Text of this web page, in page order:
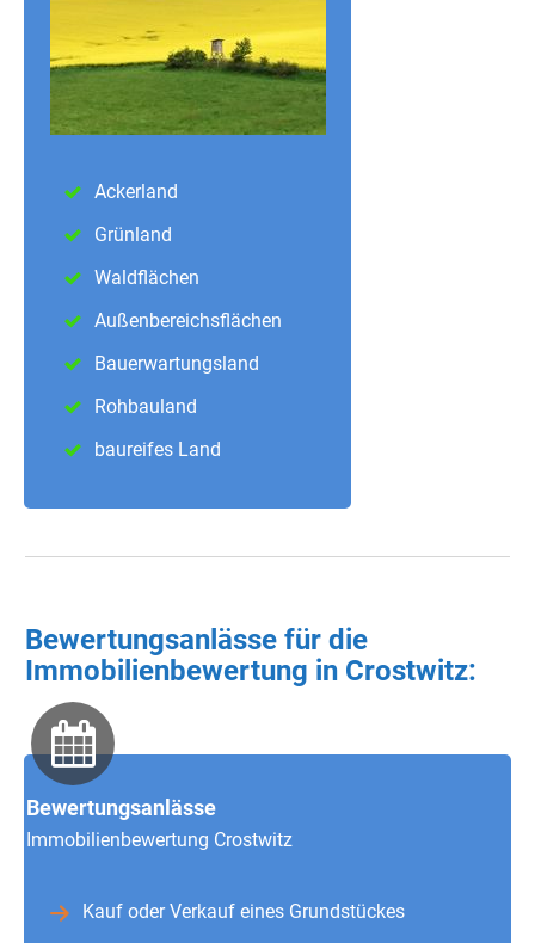
Ackerland
Grünland
Waldflächen
Außenbereichsflächen
Bauerwartungsland
Rohbauland
baureifes Land
Bewertungsanlässe für die
Immobilienbewertung in Crostwitz:
Bewertungsanlässe
Immobilienbewertung Crostwitz
Kauf oder Verkauf eines Grundstückes